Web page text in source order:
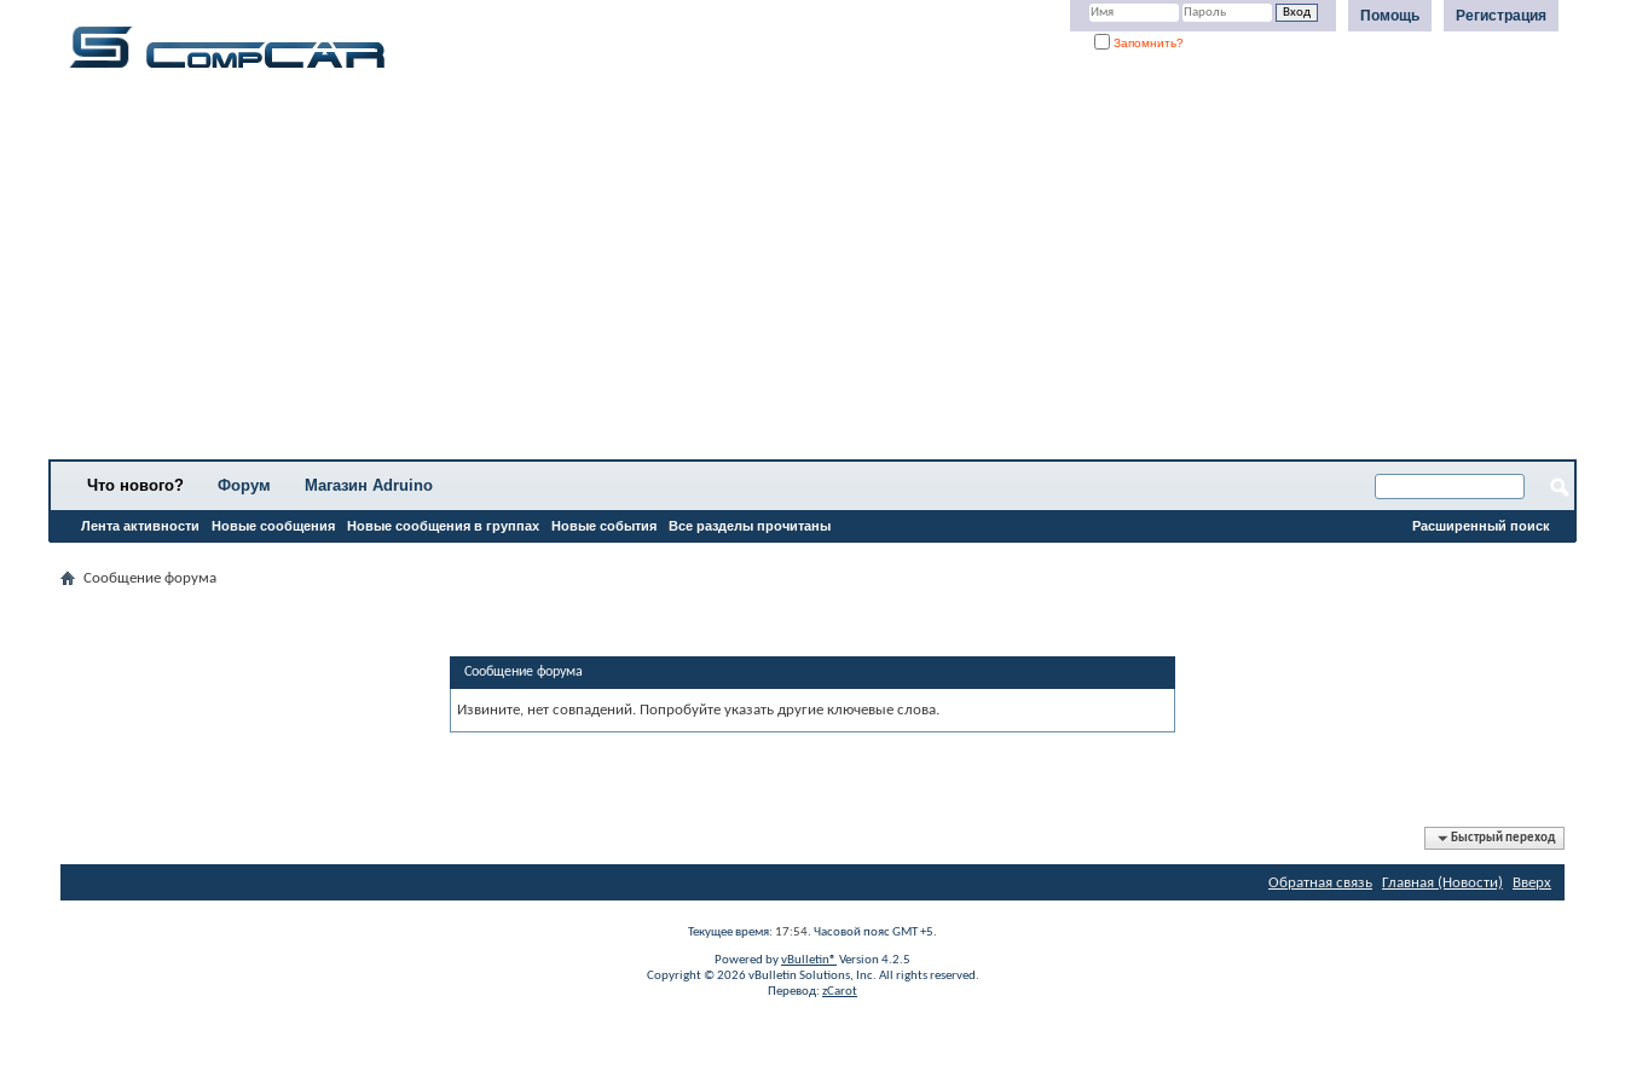
Регистрация
Помощь
Запомнить?
Что нового?
Лента активности Новые сообщения Новые сообщения в группах Новые события Все разделы прочитаны
Форум Магазин Adruino
Расширенный поиск
Сообщение форума
Сообщение форума
Извините, нет совпадений. Попробуйте указать другие ключевые слова.
Быстрый переход
Обратная связь Главная (Новости) Вверх
Текущее время: 17:54. Часовой пояс GMT +5.
Powered byvBulletin® Version 4.2.5
Copyright © 2026 vBulletin Solutions, Inc. All rights reserved.
Перевод: zCarot